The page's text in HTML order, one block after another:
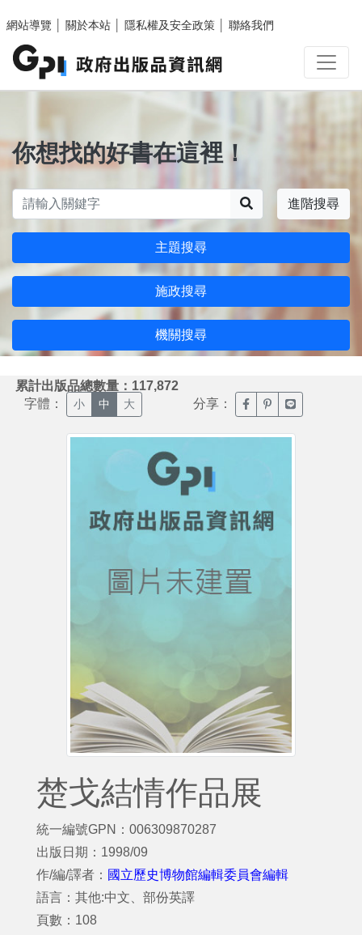
網站導覽
關於本站 隱私權及安全政策 聯絡我們
你想找的好書在這裡！
進階搜尋
主題搜尋
施政搜尋
機關搜尋
累計出版品總數量：117,872
字體： 小 中 大 分享： 臉書分享(另開新視窗)
噗浪分享(另開新
Line分享(另
楚戈結情作品展
統一編號GPN：006309870287
出版日期：1998/09
作/編/譯者： 國立歷史博物館編輯委員會編輯
語言：其他:中文、部份英譯
頁數：108